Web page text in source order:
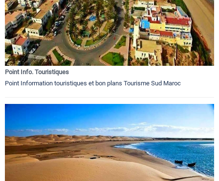
Point Info. Touristiques
Point Information touristiques et bon plans Tourisme Sud Maroc